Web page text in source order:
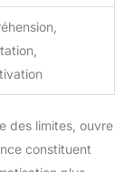
des limites, ouvre
constituent